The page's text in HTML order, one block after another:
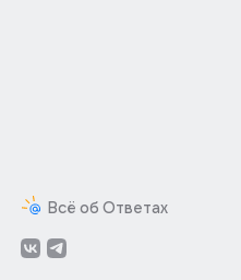
Всё об Ответах